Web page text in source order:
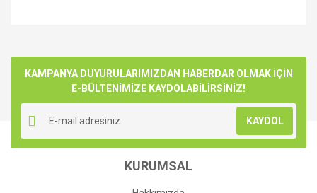
Yorum Yaz
kullanarak tarafımıza iletebilirsiniz.
Görüş ve önerileriniz için teşekkür ederiz.
Ürün resmi kalitesiz, bozuk veya görüntülenemiyor.
Ürün açıklamasında eksik bilgiler bulunuyor.
Ürün bilgilerinde hatalar bulunuyor.
Ürün fiyatı diğer sitelerden daha pahalı.
KAMPANYA DUYURULARIMIZDAN HABERDAR OLMAK İÇİN
E-BÜLTENİMİZE KAYDOLABİLİRSİNİZ!
KAYDOL
KURUMSAL